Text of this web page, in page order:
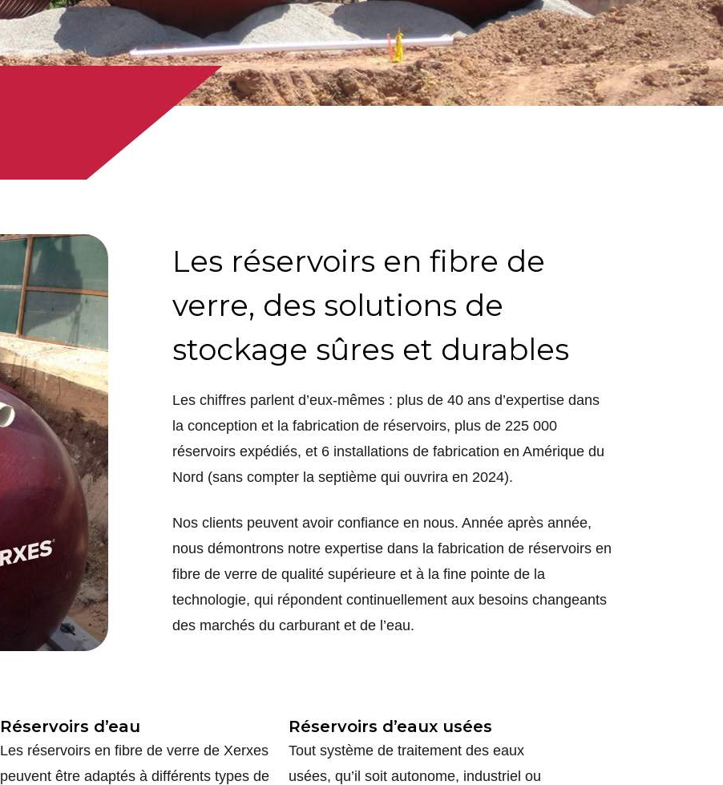
Les réservoirs en fibre de
verre, des solutions de
stockage sûres et durables
Les chiffres parlent d’eux-mêmes : plus de 40 ans d’expertise dans
la conception et la fabrication de réservoirs, plus de 225 000
réservoirs expédiés, et 6 installations de fabrication en Amérique du
Nord (sans compter la septième qui ouvrira en 2024).
Nos clients peuvent avoir confiance en nous. Année après année,
nous démontrons notre expertise dans la fabrication de réservoirs en
fibre de verre de qualité supérieure et à la fine pointe de la
technologie, qui répondent continuellement aux besoins changeants
des marchés du carburant et de l’eau.
Réservoirs d’eau
Les réservoirs en fibre de verre de Xerxes
peuvent être adaptés à différents types de
Réservoirs d’eaux usées
Tout système de traitement des eaux
usées, qu’il soit autonome, industriel ou